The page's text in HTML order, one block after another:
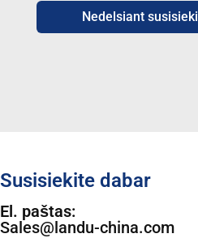
Nedelsiant
Susisiekite dabar
El. paštas:
Sales@landu-china.com